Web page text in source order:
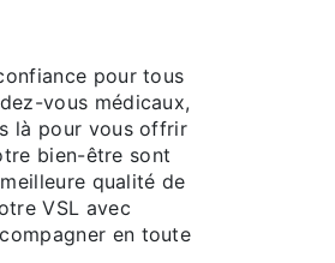
pour tous
vous médicaux,
là pour vous offrir
bien-être sont
qualité de
VSL avec
en toute